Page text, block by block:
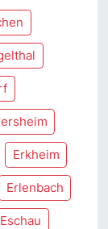
Erkheim
Erlenbach
Eschau